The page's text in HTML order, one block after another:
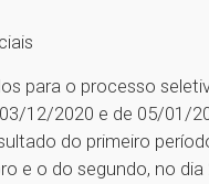
para o processo
12/2020 e de 05/01/
do primeiro
e o do segundo, no dia